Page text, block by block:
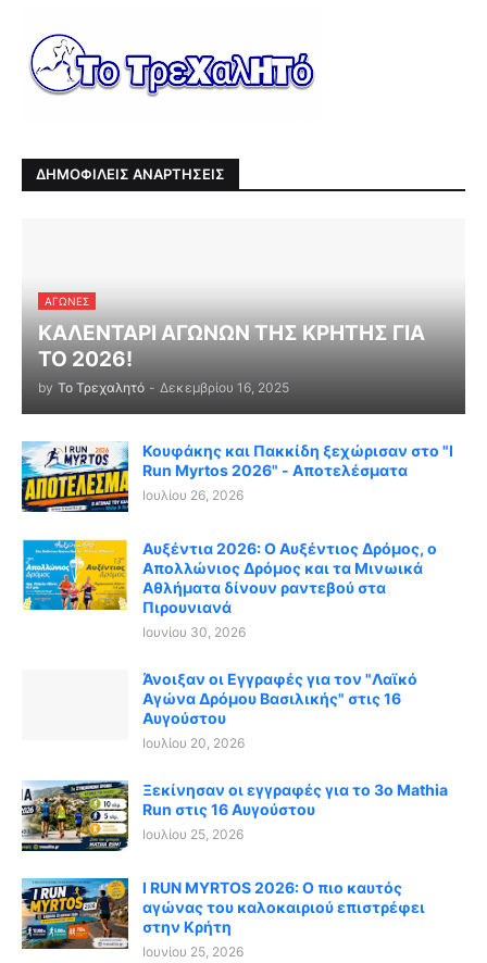
ΔΗΜΟΦΙΛΕΙΣ ΑΝΑΡΤΗΣΕΙΣ
ΑΓΏΝΕΣ
ΚΑΛΕΝΤΑΡΙ ΑΓΩΝΩΝ ΤΗΣ ΚΡΗΤΗΣ ΓΙΑ
ΤΟ 2026!
by Το Τρεχαλητό - Δεκεμβρίου 16, 2025
Κουφάκης και Πακκίδη ξεχώρισαν στο "I
Run Myrtos 2026" - Αποτελέσματα
Ιουλίου 26, 2026
Αυξέντια 2026: Ο Αυξέντιος Δρόμος, ο
Απολλώνιος Δρόμος και τα Μινωικά
Αθλήματα δίνουν ραντεβού στα
Πιρουνιανά
Ιουνίου 30, 2026
Άνοιξαν οι Εγγραφές για τον "Λαϊκό
Αγώνα Δρόμου Βασιλικής" στις 16
Αυγούστου
Ιουλίου 20, 2026
Ξεκίνησαν οι εγγραφές για το 3ο Mathia
Run στις 16 Αυγούστου
Ιουλίου 25, 2026
I RUN MYRTOS 2026: Ο πιο καυτός
αγώνας του καλοκαιριού επιστρέφει
στην Κρήτη
Ιουνίου 25, 2026